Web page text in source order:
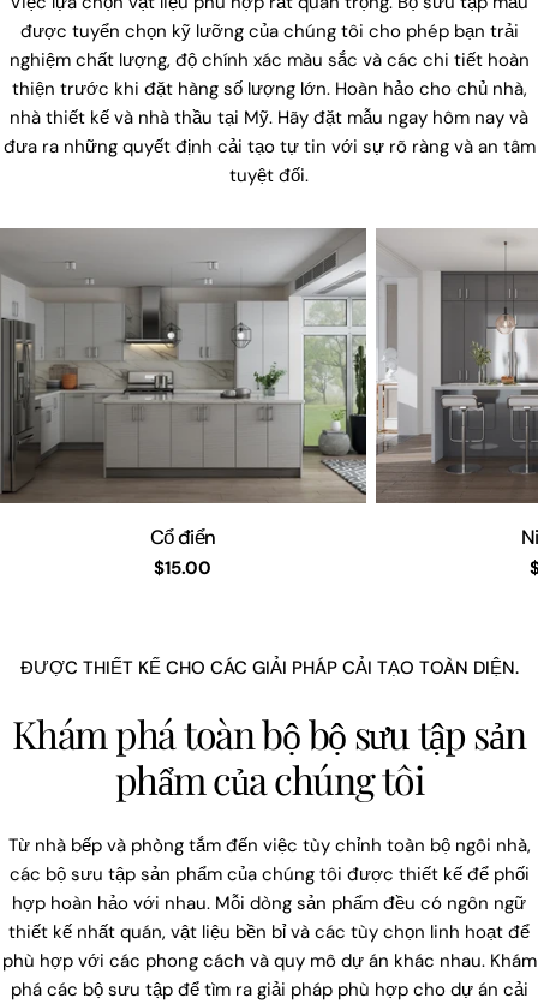
được tuyển chọn kỹ lưỡng của chúng tôi cho phép bạn trải
nghiệm chất lượng, độ chính xác màu sắc và các chi tiết hoàn
thiện trước khi đặt hàng số lượng lớn. Hoàn hảo cho chủ nhà,
nhà thiết kế và nhà thầu tại Mỹ. Hãy đặt mẫu ngay hôm nay và
đưa ra những quyết định cải tạo tự tin với sự rõ ràng và an tâm
tuyệt đối.
Cổ điển
Giá
$15.00
ĐƯỢC THIẾT KẾ CHO CÁC GIẢI PHÁP CẢI TẠO TOÀN DIỆN.
Khám phá toàn bộ bộ sưu tập sản
phẩm của chúng tôi
Từ nhà bếp và phòng tắm đến việc tùy chỉnh toàn bộ ngôi nhà,
các bộ sưu tập sản phẩm của chúng tôi được thiết kế để phối
hợp hoàn hảo với nhau. Mỗi dòng sản phẩm đều có ngôn ngữ
thiết kế nhất quán, vật liệu bền bỉ và các tùy chọn linh hoạt để
phù hợp với các phong cách và quy mô dự án khác nhau. Khám
phá các bộ sưu tập để tìm ra giải pháp phù hợp cho dự án cải